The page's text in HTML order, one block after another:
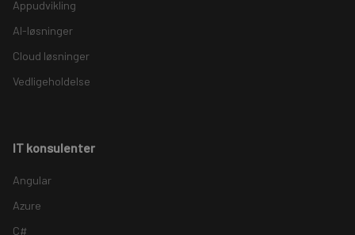
Appudvikling
AI-løsninger
Cloud løsninger
Vedligeholdelse
IT konsulenter
Angular
Azure
C#